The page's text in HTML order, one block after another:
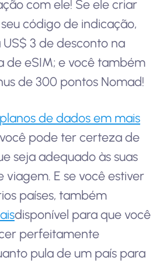
com ele! Se ele criar
código de indicação,
3 de desconto na
de eSIM; e você também
de 300 pontos Nomad!
de dados em mais
pode ter certeza de
seja adequado às suas
viagem. E se você estiver
países, também
disponível para que você
perfeitamente
pula de um país para